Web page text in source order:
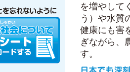
を増やして
う） や水質
健康にも害
ぎながら、
す。